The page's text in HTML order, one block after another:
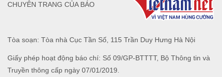
Tòa soạn: Tòa nhà Cục Tần Số, 115 Trần Duy Hưng Hà Nội
Giấy phép hoạt động báo chí: Số 09/GP-BTTTT, Bộ Thông tin và
Truyền thông cấp ngày 07/01/2019.
CHUYÊN TRANG CỦA BÁO